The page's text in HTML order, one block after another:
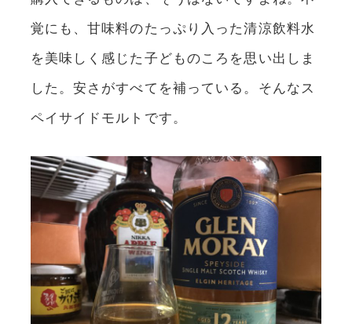
覚にも、甘味料のたっぷり入った清涼飲料水
を美味しく感じた子どものころを思い出しま
した。安さがすべてを補っている。そんなス
ペイサイドモルトです。